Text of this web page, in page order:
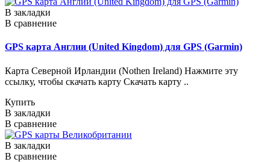
В закладки
В сравнение
GPS карта Англии (United Kingdom) для GPS (Garmin)
Карта Северной Ирландии (Nothen Ireland) Нажмите эту
ссылку, чтобы скачать карту Скачать карту ..
Купить
В закладки
В сравнение
В закладки
В сравнение